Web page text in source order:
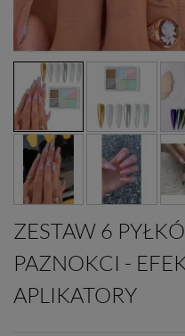
ZESTAW 6
PAZNOKCI -
APLIKATORY